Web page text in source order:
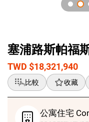
塞浦路斯帕福
TWD $18,321,940
比較 收藏
公寓住宅